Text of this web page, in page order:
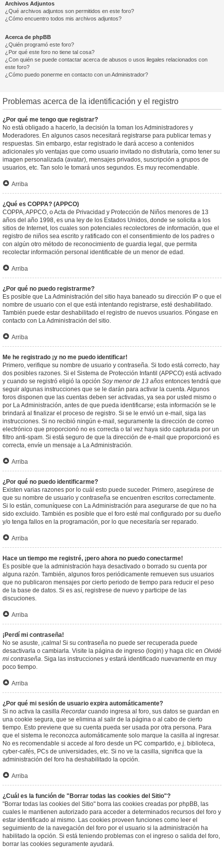
Archivos Adjuntos
¿Qué archivos adjuntos son permitidos en este foro?
¿Cómo encuentro todos mis archivos adjuntos?
Acerca de phpBB
¿Quién programó este foro?
¿Por qué este foro no tiene tal cosa?
¿Con quién se puede contactar acerca de abusos o usos ilegales relacionados con
este foro?
¿Cómo puedo ponerme en contacto con un Administrador?
Problemas acerca de la identificación y el registro
¿Por qué me tengo que registrar?
No está obligado a hacerlo, la decisión la toman los Administradores y
Moderadores. En algunos casos necesitará registrarse para publicar temas y
respuestas. Sin embargo, estar registrado le dará acceso a contenidos
adicionales y/o ventajas que como usuario invitado no disfrutaría, como tener su
imagen personalizada (avatar), mensajes privados, suscripción a grupos de
usuarios, etc. Tan solo le tomará unos segundos. Es muy recomendable.
Arriba
¿Qué es COPPA? (APPCO)
COPPA, APPCO, o Acta de Privacidad y Protección de Niños menores de 13
años del año 1998, es una ley de los Estados Unidos, donde se solicita a los
sitios de Internet, los cuales son potenciales recolectores de información, que el
registro de niños sea escrito y ratificado con el consentimiento de los padres o
con algún otro método de reconocimiento de guardia legal, que permita
recolectar información personal identificable de un menor de edad.
Arriba
¿Por qué no puedo registrarme?
Es posible que La Administración del sitio haya baneado su dirección IP o que el
nombre de usuario con el que está intentando registrarse, esté deshabilitado.
También puede estar deshabilitado el registro de nuevos usuarios. Póngase en
contacto con La Administración del sitio.
Arriba
Me he registrado ¡y no me puedo identificar!
Primero, verifique su nombre de usuario y contraseña. Si todo está correcto, hay
dos posibles razones. Si el Sistema de Protección Infantil (APPCO) está activado
y cuando se registró eligió la opción Soy menor de 13 años entonces tendrá que
seguir algunas instrucciones que se le darán para activar la cuenta. Algunos
foros disponen que las cuentas deben ser activadas, ya sea por usted mismo o
por La Administración, antes de que pueda identificarse; esta información se le
brindará al finalizar el proceso de registro. Si se le envió un e-mail, siga las
instrucciones. Si no recibió ningún e-mail, seguramente la dirección de correo
electrónico que proporcionó no es correcta o tal vez haya sido capturada por un
filtro anti-spam. Si está seguro de que la dirección de e-mail que proporcionó es
correcta, envíe un mensaje a La Administración.
Arriba
¿Por qué no puedo identificarme?
Existen varias razones por lo cuál esto puede suceder. Primero, asegúrese de
que su nombre de usuario y contraseña se encuentren escritos correctamente.
Si lo están, comuníquese con La Administración para asegurarse de que no ha
sido excluido. También es posible que el foro esté mal configurado por su dueño
y/o tenga fallos en la programación, por lo que necesitaría ser reparado.
Arriba
Hace un tiempo me registré, ¡pero ahora no puedo conectarme!
Es posible que la administración haya desactivado o borrado su cuenta por
alguna razón. También, algunos foros periódicamente remueven sus usuarios
que no publicaron mensajes por cierto periodo de tiempo para reducir el peso
de la base de datos. Si es así, registrese de nuevo y participe de las
discuciones.
Arriba
¡Perdí mi contraseña!
No se asuste, ¡calma! Si su contraseña no puede ser recuperada puede
desactivarla o cambiarla. Visite la página de ingreso (login) y haga clic en Olvidé
mi contraseña. Siga las instrucciones y estará identificado nuevamente en muy
poco tiempo.
Arriba
¿Por qué mi sesión de usuario expira automáticamente?
Si no activa la casilla Recordarcuando ingresa al foro, sus datos se guardan en
una cookie segura, que se elimina al salir de la página o al cabo de cierto
tiempo. Esto previene que su cuenta pueda ser usada por otra persona. Para
que el sistema le reconozca automáticamente solo marque la casilla al ingresar.
No es recomendable si accede al foro desde un PC compartido, e.j. biblioteca,
cyber-cafés, PCs de universidades, etc. Si no ve la casilla, significa que la
administración del foro ha deshabilitado la opción.
Arriba
¿Cuál es la función de "Borrar todas las cookies del Sitio"?
"Borrar todas las cookies del Sitio" borra las cookies creadas por phpBB, las
cuales le mantienen autorizado para acceder a determinados recursos del foro y
estar identificado al mismo. Las cookies proveen funciones como leer el
seguimiento de la navegación del foro por el usuario si la administración ha
habilitado la opción. Si está teniendo problemas con el ingreso o salida del foro,
borrar las cookies seguramente ayudará.